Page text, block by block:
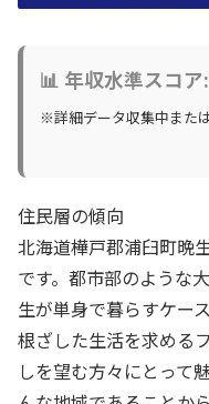
📊 年収水準スコア
※詳細データ収集中また
住民層の傾向
北海道樺戸郡浦臼町晩
です。都市部のような
生が単身で暮らすケー
根ざした生活を求める
しを望む方々にとって